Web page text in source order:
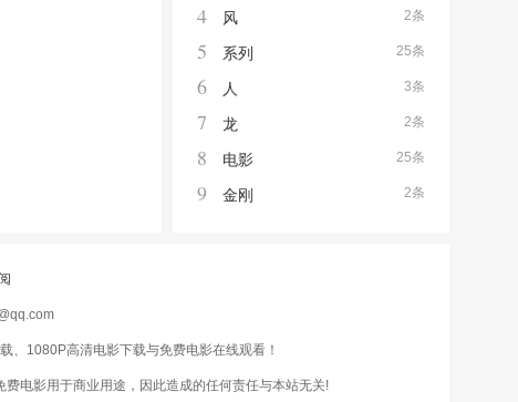
2条
4 风
25条
5 系列
3条
6 人
2条
7 龙
25条
8 电影
2条
9 金刚
、1080P高清电影下载与免费电影在线观看！
电影用于商业用途，因此造成的任何责任与本站无关!